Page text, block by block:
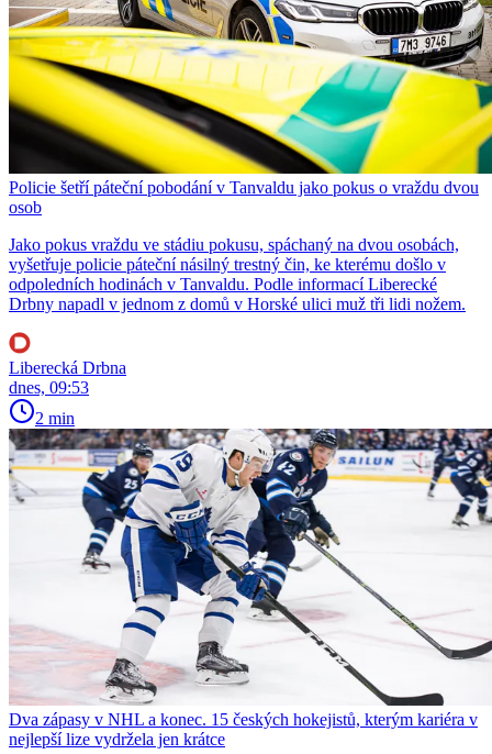
Policie šetří páteční pobodání v Tanvaldu jako pokus o vraždu dvou
osob
Jako pokus vraždu ve stádiu pokusu, spáchaný na dvou osobách,
vyšetřuje policie páteční násilný trestný čin, ke kterému došlo v
odpoledních hodinách v Tanvaldu. Podle informací Liberecké
Drbny napadl v jednom z domů v Horské ulici muž tři lidi nožem.
Liberecká Drbna
dnes, 09:53
2 min
Dva zápasy v NHL a konec. 15 českých hokejistů, kterým kariéra v
nejlepší lize vydržela jen krátce